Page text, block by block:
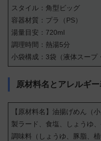
スタイル：角型ビッグ
容器材質：プラ（PS）
湯量目安：720ml
調理時間：熱湯5分
小袋構成：3袋（液体スープ
原材料名とアレルギ
【原材料名】油揚げめん（
製ラード、食塩、しょうゆ
調味料（しょうゆ、豚脂、